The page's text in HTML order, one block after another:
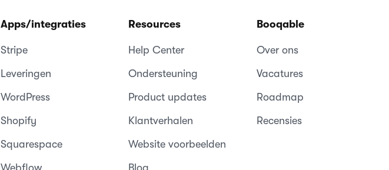
Apps/integraties
Stripe
Leveringen
WordPress
Shopify
Squarespace
Webflow
Resources
Help Center
Ondersteuning
Product updates
Klantverhalen
Website voorbeelden
Blog
Booqable
Over ons
Vacatures
Roadmap
Recensies